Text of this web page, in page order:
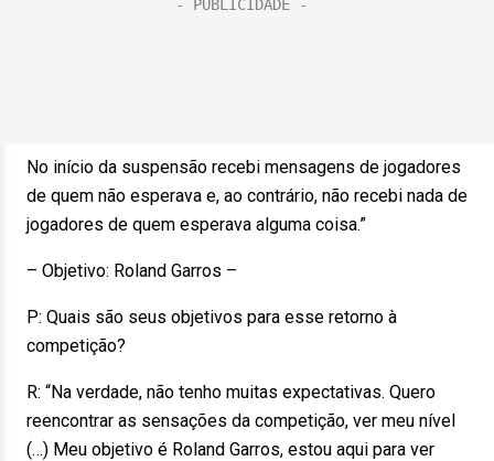
No início da suspensão recebi mensagens de jogadores
de quem não esperava e, ao contrário, não recebi nada de
jogadores de quem esperava alguma coisa.”
– Objetivo: Roland Garros –
P: Quais são seus objetivos para esse retorno à
competição?
R: “Na verdade, não tenho muitas expectativas. Quero
reencontrar as sensações da competição, ver meu nível
(…) Meu objetivo é Roland Garros, estou aqui para ver